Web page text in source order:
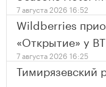
7 августа 2026 16:52
Wildberries
«Открытие» у
7 августа 2026 16:25
Тимирязевский